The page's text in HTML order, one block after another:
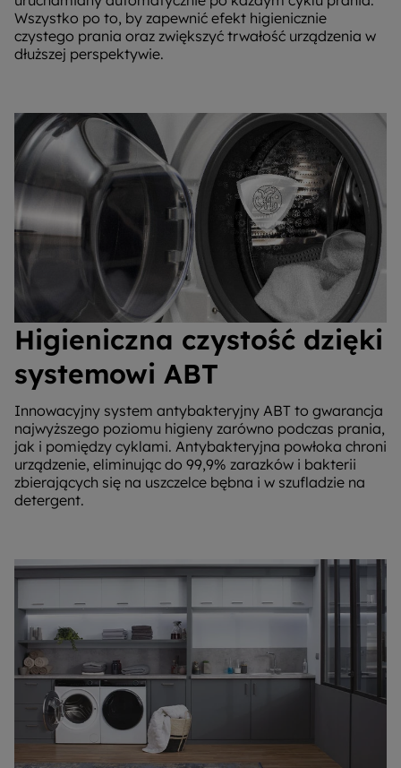
Wszystko po to, by zapewnić efekt higienicznie
czystego prania oraz zwiększyć trwałość urządzenia w
dłuższej perspektywie.
Higieniczna czystość dzięki
systemowi ABT
Innowacyjny system antybakteryjny ABT to gwarancja
najwyższego poziomu higieny zarówno podczas prania,
jak i pomiędzy cyklami. Antybakteryjna powłoka chroni
urządzenie, eliminując do 99,9% zarazków i bakterii
zbierających się na uszczelce bębna i w szufladzie na
detergent.